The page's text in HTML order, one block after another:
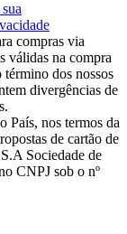
compras via
válidas na compra
término dos nossos
divergências de
País, nos termos da
de cartão de
Sociedade de
CNPJ sob o nº